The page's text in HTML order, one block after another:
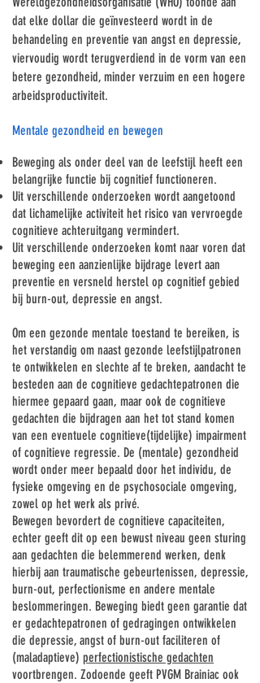
dat elke dollar die geïnvesteerd wordt in de
behandeling en preventie van angst en depressie,
viervoudig wordt terugverdiend in de vorm van een
betere gezondheid, minder verzuim en een hogere
arbeidsproductiviteit.
Mentale gezondheid en bewegen
Beweging als onder deel van de leefstijl heeft een
belangrijke functie bij cognitief functioneren.
Uit verschillende onderzoeken wordt aangetoond
dat lichamelijke activiteit het risico van vervroegde
cognitieve achteruitgang vermindert.
Uit verschillende onderzoeken komt naar voren dat
beweging een aanzienlijke bijdrage levert aan
preventie en versneld herstel op cognitief gebied
bij burn-out, depressie en angst.
Om een gezonde mentale toestand te bereiken, is
het verstandig om naast gezonde leefstijlpatronen
te ontwikkelen en slechte af te breken, aandacht te
besteden aan de cognitieve gedachtepatronen die
hiermee gepaard gaan, maar ook de cognitieve
gedachten die bijdragen aan het tot stand komen
van een eventuele cognitieve(tijdelijke) impairment
of cognitieve regressie. De (mentale) gezondheid
wordt onder meer bepaald door het individu, de
fysieke omgeving en de psychosociale omgeving,
zowel op het werk als privé.
Bewegen bevordert de cognitieve capaciteiten,
echter geeft dit op een bewust niveau geen sturing
aan gedachten die belemmerend werken, denk
hierbij aan traumatische gebeurtenissen, depressie,
burn-out, perfectionisme en andere mentale
beslommeringen. Beweging biedt geen garantie dat
er gedachtepatronen of gedragingen ontwikkelen
die depressie, angst of burn-out faciliteren of
(maladaptieve) perfectionistische gedachten
voortbrengen. Zodoende geeft PVGM Brainiac ook